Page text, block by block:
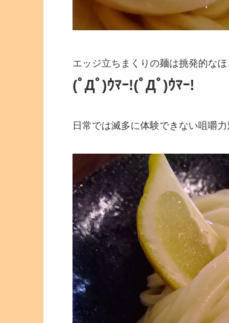
エッジ立ちまくりの麺は挑発的な
(ﾟДﾟ)ｳﾏｰ!(ﾟДﾟ)ｳﾏｰ!
日常では滅多に体験できない咀嚼